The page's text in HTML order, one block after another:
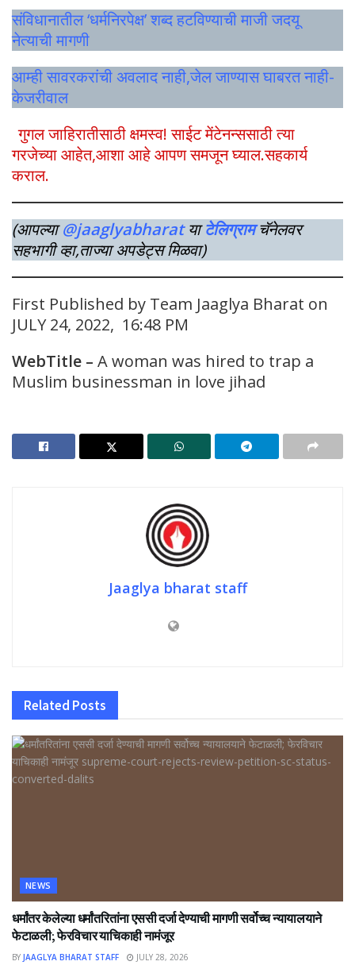
संविधानातील ‘धर्मनिरपेक्ष’ शब्द हटविण्याची माजी जदयू
नेत्याची मागणी
आम्ही सावरकरांची अवलाद नाही,जेल जाण्यास घाबरत नाही-
केजरीवाल
गुगल जाहिरातीसाठी क्षमस्व! साईट मेंटेनन्ससाठी त्या
गरजेच्या आहेत,आशा आहे आपण समजून घ्याल.सहकार्य
कराल.
(आपल्या@jaaglyabharat याटेलिग्राम चॅनेलवर
सहभागी व्हा,ताज्या अपडेट्स मिळवा)
First Published by Team Jaaglya Bharat on
JULY 24, 2022, 16:48 PM
WebTitle – A woman was hired to trap a
Muslim businessman in love jihad
Jaaglya bharat staff
Related Posts
NEWS
धर्मांतर केलेल्या धर्मांतरितांना एससी दर्जा देण्याची मागणी सर्वोच्च न्यायालयाने
फेटाळली; फेरविचार याचिकाही नामंजूर
BY JAAGLYA BHARAT STAFF JULY 28, 2026